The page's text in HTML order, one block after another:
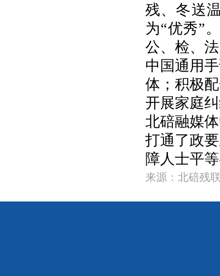
残、冬送
为“优秀”
公、检、
中国通用
体；积极
开展家庭
北碚融媒
打通了政
障人士平
来源：北碚残